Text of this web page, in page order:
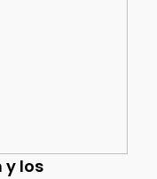
y los